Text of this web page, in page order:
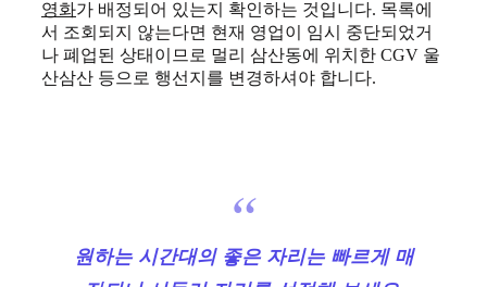
영화가 배정되어 있는지 확인하는 것입니다. 목록에
서 조회되지 않는다면 현재 영업이 임시 중단되었거
나 폐업된 상태이므로 멀리 삼산동에 위치한 CGV 울
산삼산 등으로 행선지를 변경하셔야 합니다.
원하는 시간대의 좋은 자리는 빠르게 매